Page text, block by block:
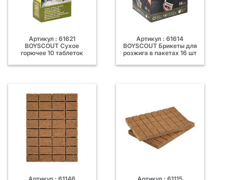
BOYSCOUT Сухое
горючее 10 таблеток
Артикул : 61621
BOYSCOUT Брикеты для
розжига в пакетах 16 шт
Артикул : 61614